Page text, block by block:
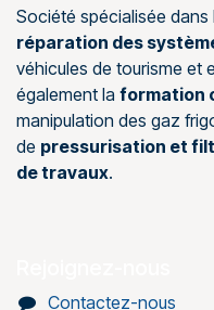
Société spécialisée dans
réparation des
véhicules de tourisme et
également la formation
manipulation des gaz
de pressurisation et
de travaux.
Contactez-nous